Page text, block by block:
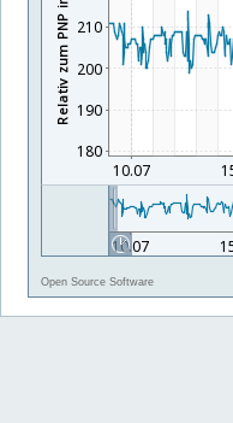
Open Source Software